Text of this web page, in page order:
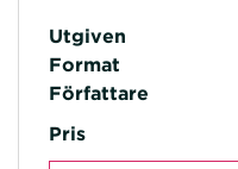
Utgiven
Format
Författare
Pris